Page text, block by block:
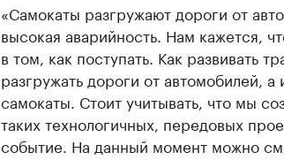
«Самокаты разгружают дороги от
высокая аварийность. Нам кажется,
в том, как поступать. Как развивать
разгружать дороги от автомобилей,
самокаты. Стоит учитывать, что мы
таких технологичных, передовых
событие. На данный момент можно